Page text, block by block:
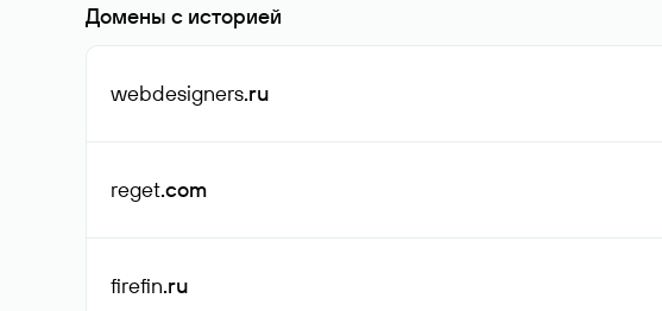
Домены с историей
webdesigners.ru
reget.com
firefin.ru